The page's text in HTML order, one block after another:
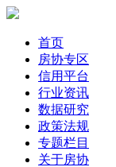
首页
房协专区
信用平台
行业资讯
数据研究
政策法规
专题栏目
关于房协